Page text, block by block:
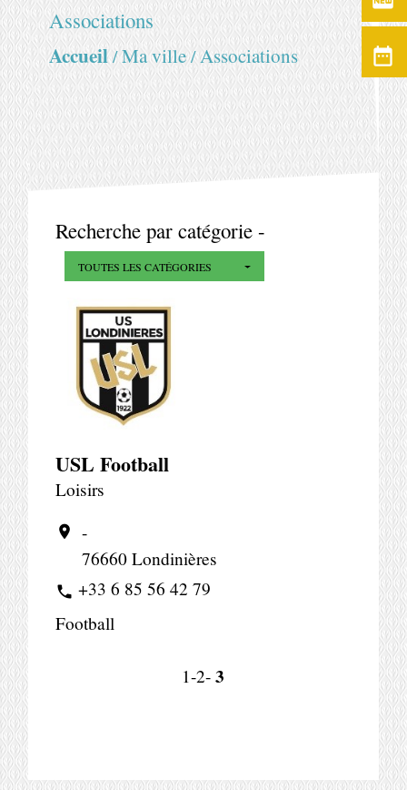
Associations
Accueil/Ma ville/ Associations
Recherche par catégorie -
TOUTES LES CATÉGORIES
USL Football
Loisirs
location_on
-
76660 Londinières
phone +33 6 85 56 42 79
Football
1-2-3
date_range